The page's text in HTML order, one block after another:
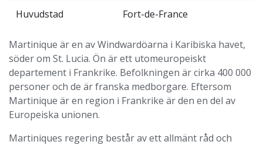
Huvudstad Fort-de-France
Martinique är en av Windwardöarna i Karibiska havet,
söder om St. Lucia. Ön är ett utomeuropeiskt
departement i Frankrike. Befolkningen är cirka 400 000
personer och de är franska medborgare. Eftersom
Martinique är en region i Frankrike är den en del av
Europeiska unionen.
Martiniques regering består av ett allmänt råd och